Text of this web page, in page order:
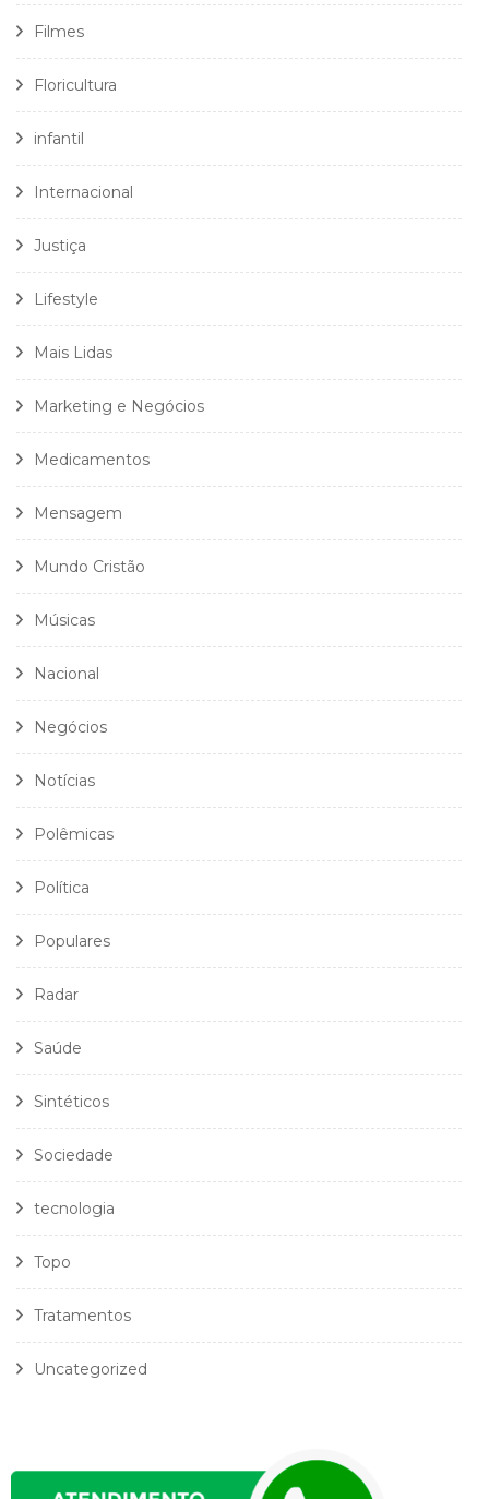
Filmes
Floricultura
infantil
Internacional
Justiça
Lifestyle
Mais Lidas
Marketing e Negócios
Medicamentos
Mensagem
Mundo Cristão
Músicas
Nacional
Negócios
Notícias
Polêmicas
Política
Populares
Radar
Saúde
Sintéticos
Sociedade
tecnologia
Topo
Tratamentos
Uncategorized